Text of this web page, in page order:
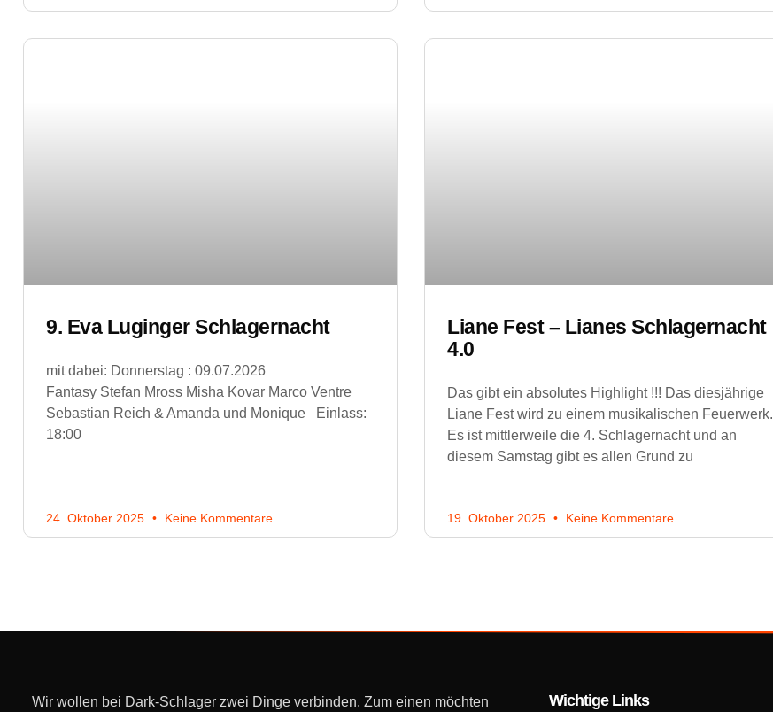
9. Eva Luginger Schlagernacht
mit dabei: Donnerstag : 09.07.2026
Fantasy Stefan Mross Misha Kovar Marco Ventre
Sebastian Reich & Amanda und Monique Einlass:
18:00
24. Oktober 2025 Keine Kommentare
Liane Fest – Lianes Schlagernacht
4.0
Das gibt ein absolutes Highlight !!! Das diesjährige
Liane Fest wird zu einem musikalischen Feuerwerk.
Es ist mittlerweile die 4. Schlagernacht und an
diesem Samstag gibt es allen Grund zu
19. Oktober 2025 Keine Kommentare
Wir wollen bei Dark-Schlager zwei Dinge verbinden. Zum einen möchten Wichtige Links